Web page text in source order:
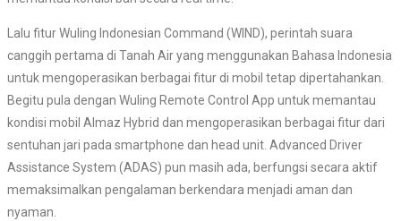
Lalu fitur Wuling Indonesian Command (WIND), perintah suara
canggih pertama di Tanah Air yang menggunakan Bahasa Indonesia
untuk mengoperasikan berbagai fitur di mobil tetap dipertahankan.
Begitu pula dengan Wuling Remote Control App untuk memantau
kondisi mobil Almaz Hybrid dan mengoperasikan berbagai fitur dari
sentuhan jari pada smartphone dan head unit. Advanced Driver
Assistance System (ADAS) pun masih ada, berfungsi secara aktif
memaksimalkan pengalaman berkendara menjadi aman dan
nyaman.